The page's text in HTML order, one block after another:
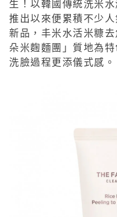
生！以韓國傳統洗米
推出以來便累積不少
新品，丰米水活米糠
朵米麴麵團」質地為
洗臉過程更添儀式感。